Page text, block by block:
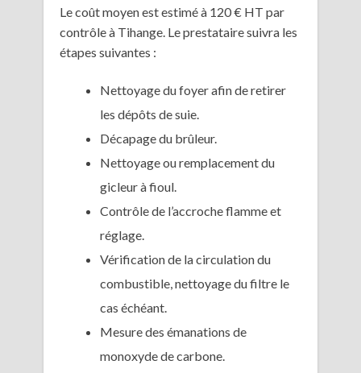
Le coût moyen est estimé à 120 € HT par
contrôle à Tihange. Le prestataire suivra les
étapes suivantes :
Nettoyage du foyer afin de retirer
les dépôts de suie.
Décapage du brûleur.
Nettoyage ou remplacement du
gicleur à fioul.
Contrôle de l’accroche flamme et
réglage.
Vérification de la circulation du
combustible, nettoyage du filtre le
cas échéant.
Mesure des émanations de
monoxyde de carbone.